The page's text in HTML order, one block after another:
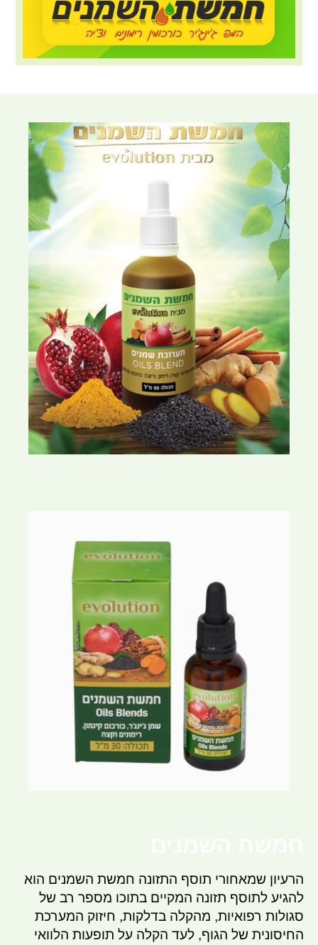
הרעיון שמאחורי תוסף התזונה חמשת השמנים הוא
להגיע לתוסף תזונה המקיים בתוכו מספר רב של
סגולות רפואיות, מהקלה בדלקות, חיזוק המערכת
החיסונית של הגוף, לעד הקלה על תופעות הלוואי